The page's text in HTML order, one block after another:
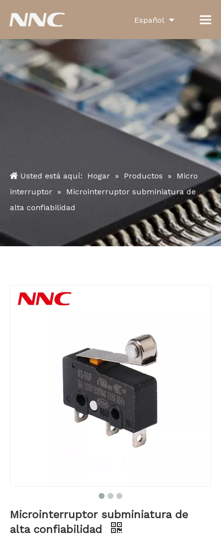
Español
Français
Português
Deutsch
한국어
Türk dili
Bahasa indonesia
Usted está aquí: Hogar » Productos »
Micro
interruptor »
Microinterruptor subminiatura de
alta confiabilidad
Microinterruptor subminiatura de
alta confiabilidad